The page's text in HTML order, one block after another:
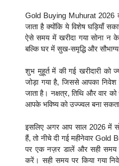
Gold Buying Muhurat 2026
जाता है क्योंकि ये विशेष घड़ियाँ
ऐसे समय में खरीदा गया सोना
बल्कि घर में सुख-समृद्धि और सौभाग्य
शुभ मुहूर्त में की गई खरीदारी को
जोड़ा गया है, जिससे आपका निवेश
जाता है। नक्षत्र, तिथि और वार
आपके भविष्य को उज्ज्वल बना
इसलिए अगर आप साल 2026 में
हैं, तो नीचे दी गई महीनेवार
पर एक नज़र डालें और सही समय
करें। सही समय पर किया गया